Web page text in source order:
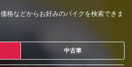
格などからお好みのバイクを検索できま
中古車